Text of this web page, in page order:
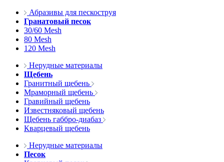
Абразивы для пескоструя
Гранатовый песок
30/60 Mesh
80 Mesh
120 Mesh
Нерудные материалы
Щебень
Гранитный щебень
Мраморный щебень
Гравийный щебень
Известняковый щебень
Щебень габбро-диабаз
Кварцевый щебень
Нерудные материалы
Песок